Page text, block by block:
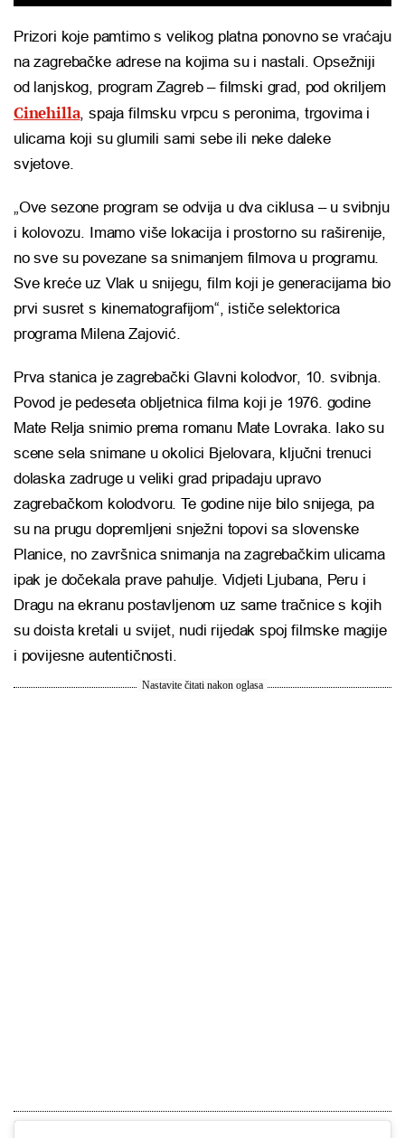
Prizori koje pamtimo s velikog platna ponovno se vraćaju
na zagrebačke adrese na kojima su i nastali. Opsežniji
od lanjskog, programZagreb – filmski grad, pod okriljem
Cinehilla, spaja filmsku vrpcu s peronima, trgovima i
ulicama koji su glumili sami sebe ili neke daleke
svjetove.
„Ove sezone program se odvija u dva ciklusa – u svibnju
i kolovozu. Imamo više lokacija i prostorno su raširenije,
no sve su povezane sa snimanjem filmova u programu.
Sve kreće uz Vlak u snijegu, film koji je generacijama bio
prvi susret s kinematografijom“, ističe selektorica
programa Milena Zajović
Prva stanica je zagrebački Glavni kolodvor, 10 . svibnja.
Povod je pedeseta obljetnica filma koji je 1976. godine
Mate Relja snimio prema romanu Mate Lovraka. Iako su
scene sela snimane u okolici Bjelovara, ključni trenuci
dolaska zadruge u veliki grad pripadaju upravo
zagrebačkom kolodvoru. Te godine nije bilo snijega, pa
su na prugu dopremljeni snježni topovi sa slovenske
Planice, no završnica snimanja na zagrebačkim ulicama
ipak je dočekala prave pahulje. Vidjeti Ljubana, Peru i
Dragu na ekranu postavljenom uz same tračnice s kojih
su doista kretali u svijet, nudi rijedak spoj filmske magije
i povijesne autentičnosti.
Nastavite čitati nakon oglasa